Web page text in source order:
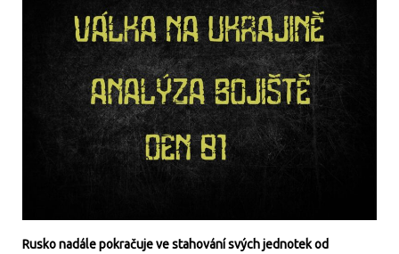
Rusko nadále pokračuje ve stahování svých jednotek od